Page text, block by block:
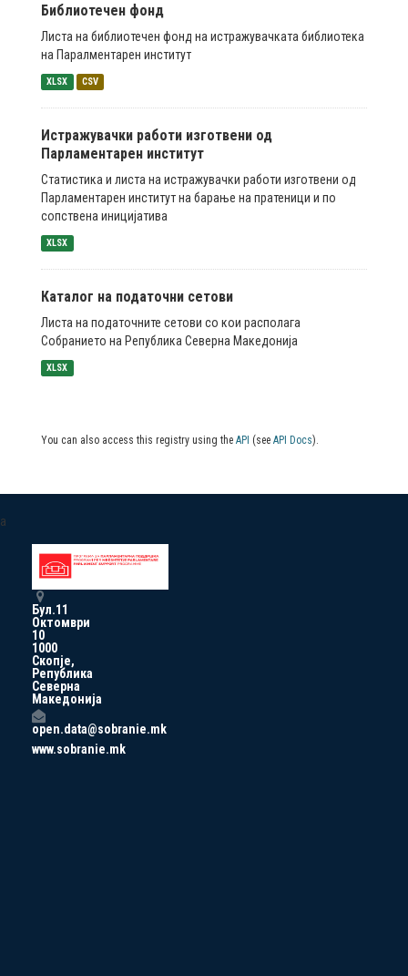
Библиотечен фонд
Листа на библиотечен фонд на истражувачката библиотека
на Паралментарен институт
XLSX CSV
Истражувачки работи изготвени од
Парламентарен институт
Статистика и листа на истражувачки работи изготвени од
Парламентарен институт на барање на пратеници и по
сопствена иницијатива
XLSX
Каталог на податочни сетови
Листа на податочните сетови со кои располага
Собранието на Република Северна Македонија
XLSX
You can also access this registry using the API (see API Docs).
a
Бул.11
Октомври
10
1000
Скопје,
Република
Северна
Македонија
open.data@sobranie.mk
www.sobranie.mk